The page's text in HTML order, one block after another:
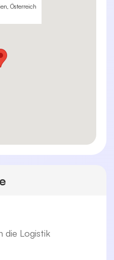
Österreich
die Logistik